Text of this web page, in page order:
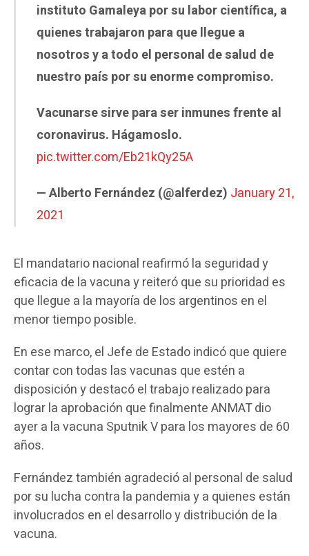
instituto Gamaleya por su labor científica, a
quienes trabajaron para que llegue a
nosotros y a todo el personal de salud de
nuestro país por su enorme compromiso.
Vacunarse sirve para ser inmunes frente al
coronavirus. Hágamoslo.
pic.twitter.com/Eb21kQy25A
— Alberto Fernández (@alferdez) January 21,
2021
El mandatario nacional reafirmó la seguridad y
eficacia de la vacuna y reiteró que su prioridad es
que llegue a la mayoría de los argentinos en el
menor tiempo posible.
En ese marco, el Jefe de Estado indicó que quiere
contar con todas las vacunas que estén a
disposición y destacó el trabajo realizado para
lograr la aprobación que finalmente ANMAT dio
ayer a la vacuna Sputnik V para los mayores de 60
años.
Fernández también agradeció al personal de salud
por su lucha contra la pandemia y a quienes están
involucrados en el desarrollo y distribución de la
vacuna.